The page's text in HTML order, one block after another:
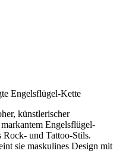
Engelsflügel-Kette
künstlerischer
Engelsflügel-
Rock- und Tattoo-Stils.
sie maskulines Design mit